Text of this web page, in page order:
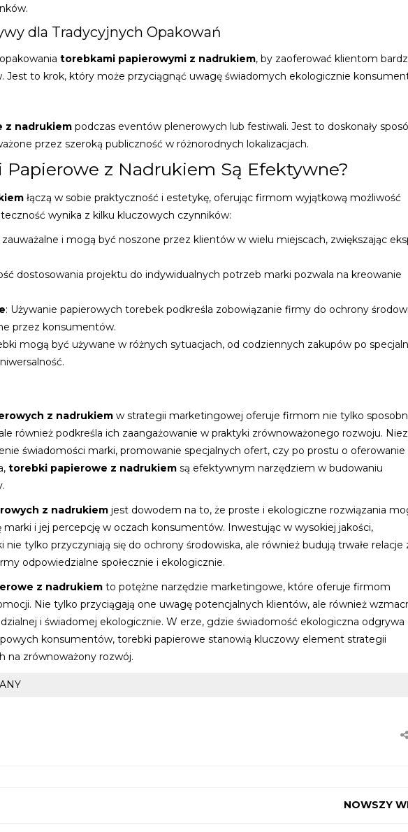
dla Tradycyjnych Opakowań
torebkami papierowymi z nadrukiem, by zaoferować klientom
Jest to krok, który może przyciągnąć uwagę świadomych ekologicznie
z nadrukiem podczas eventów plenerowych lub festiwali. Jest to doskonały
przez szeroką publiczność w różnorodnych lokalizacjach.
Papierowe z Nadrukiem Są Efektywne?
łączą w sobie praktyczność i estetykę, oferując firmom wyjątkową możliwość
wynika z kilku kluczowych czynników:
zauważalne i mogą być noszone przez klientów w wielu miejscach, zwiększając
dostosowania projektu do indywidualnych potrzeb marki pozwala na kreowanie
: Używanie papierowych torebek podkreśla zobowiązanie firmy do ochrony
przez konsumentów.
mogą być używane w różnych sytuacjach, od codziennych zakupów po
z nadrukiem w strategii marketingowej oferuje firmom nie tylko
również podkreśla ich zaangażowanie w praktyki zrównoważonego rozwoju.
świadomości marki, promowanie specjalnych ofert, czy po prostu o oferowanie
torebki papierowe z nadrukiem są efektywnym narzędziem w budowaniu
z nadrukiem jest dowodem na to, że proste i ekologiczne rozwiązania
i jej percepcję w oczach konsumentów. Inwestując w wysokiej jakości,
tylko przyczyniają się do ochrony środowiska, ale również budują trwałe relacje
odpowiedzialne społecznie i ekologicznie.
z nadrukiem to potężne narzędzie marketingowe, które oferuje firmom
Nie tylko przyciągają one uwagę potencjalnych klientów, ale również
i świadomej ekologicznie. W erze, gdzie świadomość ekologiczna odgrywa
konsumentów, torebki papierowe stanowią kluczowy element strategii
na zrównoważony rozwój.
NOWSZY